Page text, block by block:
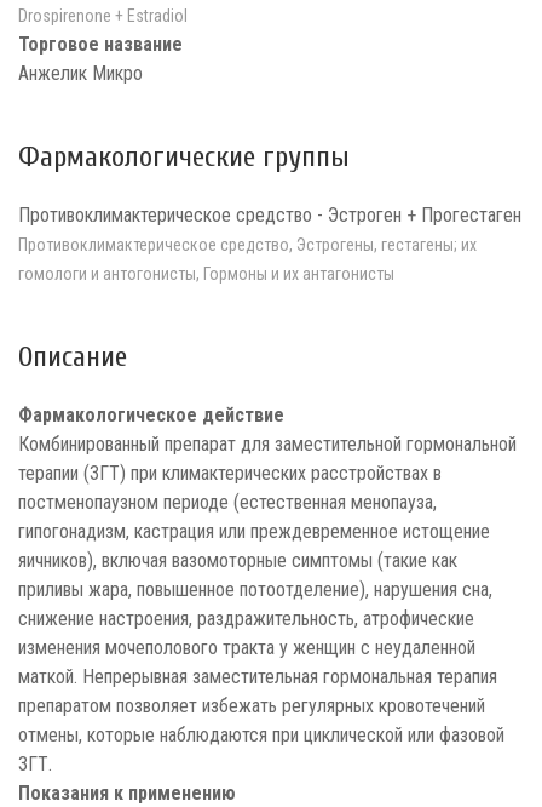
Drospirenone + Estradiol
Торговое название
Анжелик Микро
Фармакологические группы
Противоклимактерическое средство - Эстроген + Прогестаген
Противоклимактерическое средство, Эстрогены, гестагены; их
гомологи и антогонисты, Гормоны и их антагонисты
Описание
Фармакологическое действие
Комбинированный препарат для заместительной гормональной
терапии (ЗГТ) при климактерических расстройствах в
постменопаузном периоде (естественная менопауза,
гипогонадизм, кастрация или преждевременное истощение
яичников), включая вазомоторные симптомы (такие как
приливы жара, повышенное потоотделение), нарушения сна,
снижение настроения, раздражительность, атрофические
изменения мочеполового тракта у женщин с неудаленной
маткой. Непрерывная заместительная гормональная терапия
препаратом позволяет избежать регулярных кровотечений
отмены, которые наблюдаются при циклической или фазовой
ЗГТ.
Показания к применению